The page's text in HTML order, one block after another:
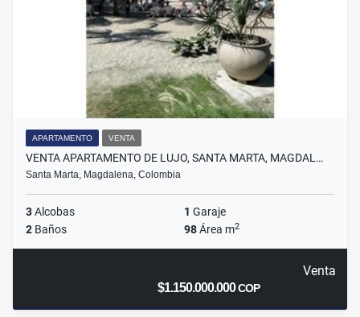
APARTAMENTO VENTA
VENTA APARTAMENTO DE LUJO, SANTA MARTA, MAGDAL…
Santa Marta, Magdalena, Colombia
3Alcobas 1 Garaje
2 Baños 98Área m2
Venta
$1.150.000.000COP